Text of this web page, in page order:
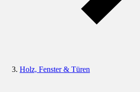
Holz, Fenster & Türen